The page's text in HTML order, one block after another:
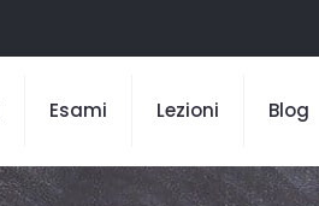
Esami Lezioni Blog